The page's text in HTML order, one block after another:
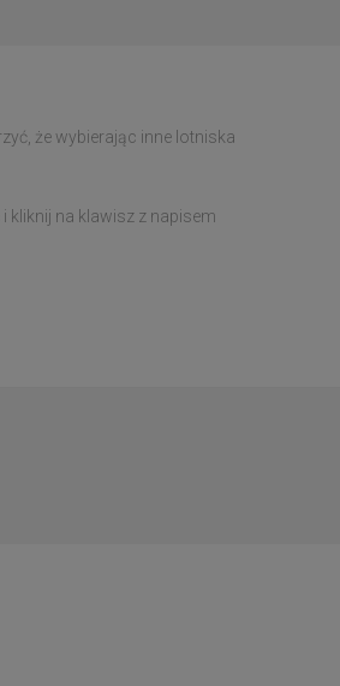
że wybierając inne lotniska
kliknij na klawisz z napisem